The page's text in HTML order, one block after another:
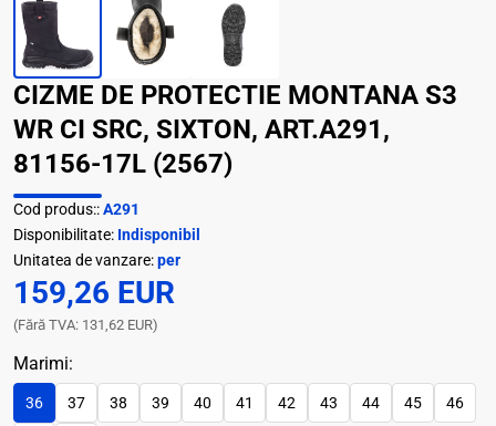
CIZME DE PROTECTIE MONTANA S3
WR CI SRC, SIXTON, ART.A291,
81156-17L (2567)
Cod produs::A291
Disponibilitate: Indisponibil
Unitatea de vanzare:per
159,26 EUR
(Fără TVA: 131,62 EUR)
Marimi:
36 37 38 39 40 41 42 43 44 45 46